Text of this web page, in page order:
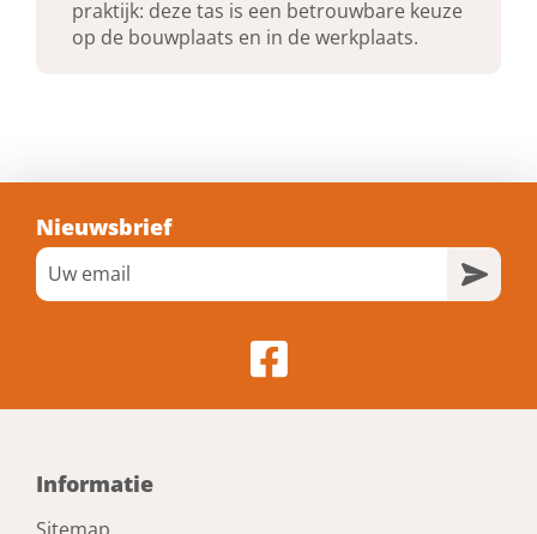
praktijk: deze tas is een betrouwbare keuze
op de bouwplaats en in de werkplaats.
Nieuwsbrief
Informatie